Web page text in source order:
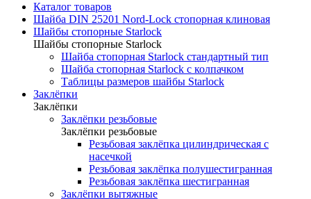
Каталог товаров
Шайба DIN 25201 Nord-Lock стопорная клиновая
Шайбы стопорные Starlock
Шайбы стопорные Starlock
Шайба стопорная Starlock стандартный тип
Шайба стопорная Starlock с колпачком
Таблицы размеров шайбы Starlock
Заклёпки
Заклёпки
Заклёпки резьбовые
Заклёпки резьбовые
Резьбовая заклёпка цилиндрическая с
насечкой
Резьбовая заклёпка полушестигранная
Резьбовая заклёпка шестигранная
Заклёпки вытяжные